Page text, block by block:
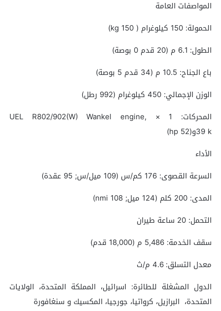
المواصفات العامة
الحمولة: 150 كيلوغرام ( 150 kg)
الطول: 6.1 م (20 قدم 0 بوصة)
باع الجناح: 10.5 م (34 قدم 5 بوصة)
الوزن الإجمالي: 450 كيلوغرام (992 رطل)
المحركات: 1 × UEL R802/902(W) Wankel engine,
39 kو(52 hp)
الأداء
السرعة القصوى: 176 كم/س (109 ميل/س; 95 عقدة)
المدى: 200 كلم (124 ميل; 108 nmi)
التحمل: 20 ساعة طيران
سقف الخدمة: 5,486 م (18,000 قدم)
معدل التسلق: 4.6 م/ث
الدول المشغلة للطائرة: اسرائيل، المملكة المتحدة، الولايات
المتحدة، البرازيل، كرواتيا، جورجيا، المكسيك و سنغافورة